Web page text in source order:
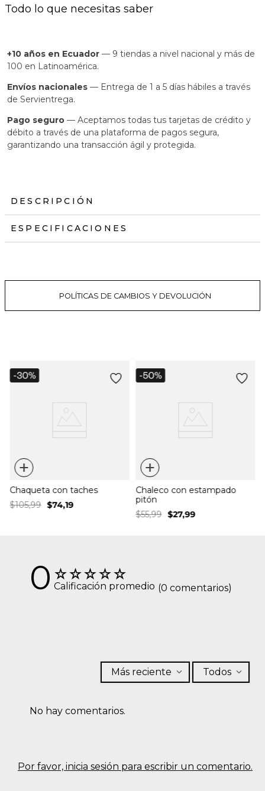
Todo lo que necesitas saber
+10 años en Ecuador — 9 tiendas a nivel nacional y más de
100 en Latinoamérica.
Envíos nacionales — Entrega de 1 a 5 días hábiles a través
de Servientrega.
Pago seguro — Aceptamos todas tus tarjetas de crédito y
débito a través de una plataforma de pagos segura,
garantizando una transacción ágil y protegida.
DESCRIPCIÓN
ESPECIFICACIONES
POLÍTICAS DE CAMBIOS Y DEVOLUCIÓN
+
Chaqueta con taches
$105,99 $74,19
+
Chaleco con estampado
pitón
$55,99 $27,99
☆☆☆☆☆
0 Calificación promedio (0 comentarios)
Por favor, inicia sesión para escribir un comentario.
Más reciente Todos
No hay comentarios.